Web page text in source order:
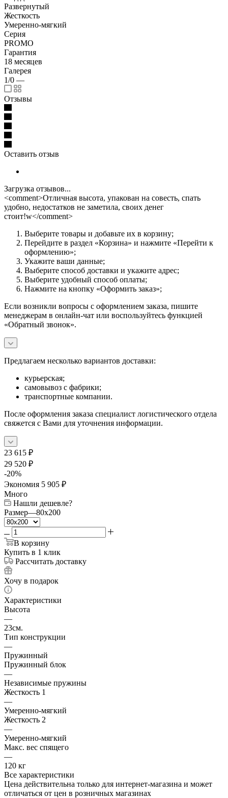
Развернутый
Жесткость
Умеренно-мягкий
Серия
PROMO
Гарантия
18 месяцев
Галерея
1/0 —
Отзывы
Оставить отзыв
Загрузка отзывов...
<comment>Отличная высота, упакован на совесть, спать
удобно, недостатков не заметила, своих денег
стоит!w</comment>
Выберите товары и добавьте их в корзину;
Перейдите в раздел «Корзина» и нажмите «Перейти к
оформлению»;
Укажите ваши данные;
Выберите способ доставки и укажите адрес;
Выберите удобный способ оплаты;
Нажмите на кнопку «Оформить заказ»;
Если возникли вопросы с оформлением заказа, пишите
менеджерам в онлайн-чат или воспользуйтесь функцией
«Обратный звонок».
Предлагаем несколько вариантов доставки:
курьерская;
самовывоз с фабрики;
транспортные компании.
После оформления заказа специалист логистического отдела
свяжется с Вами для уточнения информации.
23 615 ₽
29 520 ₽
-20%
Экономия 5 905 ₽
Много
Нашли дешевле?
Размер—80x200
В корзину
Купить в 1 клик
Рассчитать доставку
Хочу в подарок
Характеристики
Высота
—
23см.
Тип конструкции
—
Пружинный
Пружинный блок
—
Независимые пружины
Жесткость 1
—
Умеренно-мягкий
Жесткость 2
—
Умеренно-мягкий
Макс. вес спящего
—
120 кг
Все характеристики
Цена действительна только для интернет-магазина и может
отличаться от цен в розничных магазинах